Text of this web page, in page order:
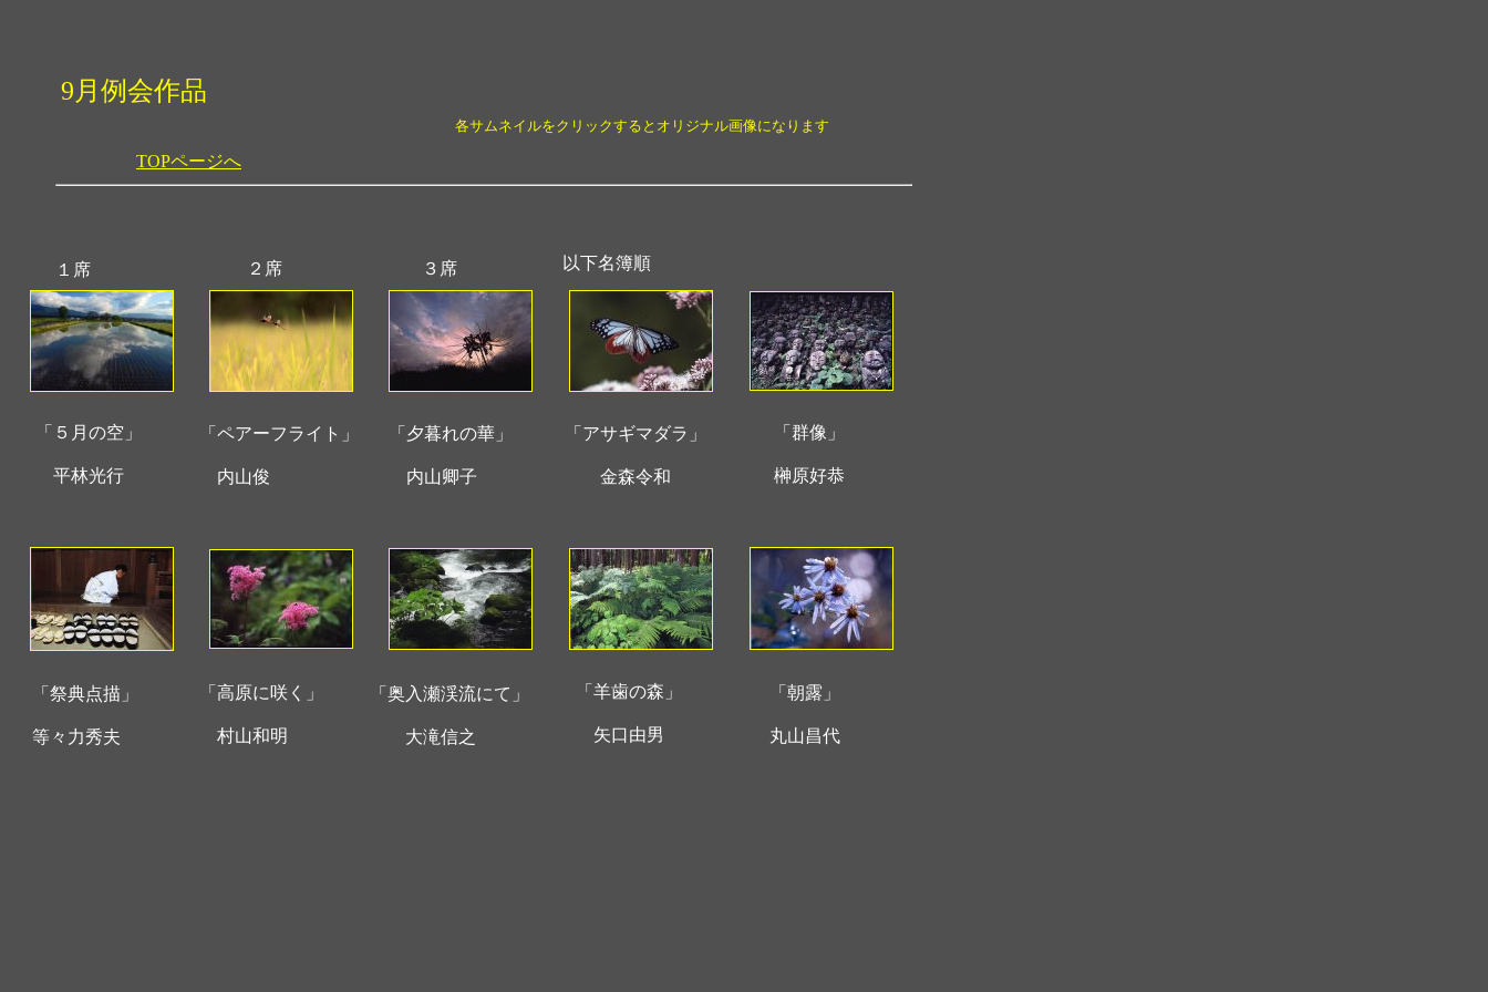
各サムネイルをクリックするとオリジナル画像になります
9月例会作品
以下名簿順
３席
２席
１席
「５月の空」
平林光行
「ペアーフライト」
内山俊
「夕暮れの華」
内山卿子
「アサギマダラ」
金森令和
「群像」
榊原好恭
「祭典点描」
等々力秀夫
「高原に咲く」
村山和明
「奥入瀬渓流にて」
大滝信之
「羊歯の森」
矢口由男
「朝露」
丸山昌代
TOPページへ